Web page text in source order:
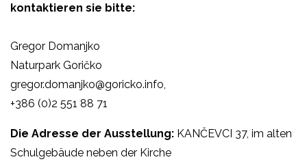
kontaktieren sie bitte:
Gregor Domanjko
Naturpark Goričko
gregor.domanjko@goricko.info,
+386 (0)2 551 88 71
Die Adresse der Ausstellung: KANČEVCI 37, im alten
Schulgebäude neben der Kirche